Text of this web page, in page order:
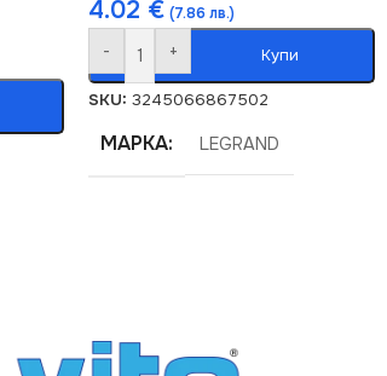
4.02 € (7.86 лв.)
- + Купи
SKU:3245066867502
МАРКА LEGRAND